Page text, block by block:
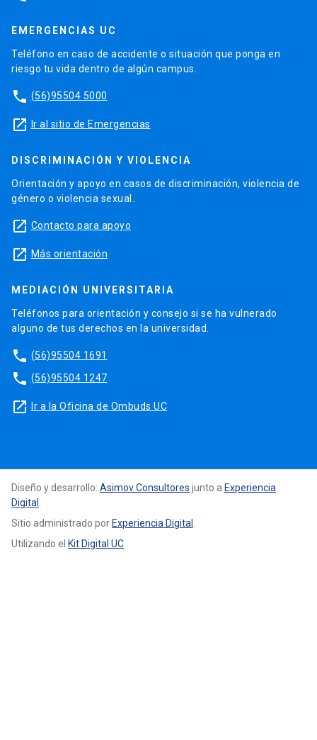
EMERGENCIAS UC
Teléfono en caso de accidente o situación que ponga en
riesgo tu vida dentro de algún campus.
phone (56)95504 5000
launch Ir al sitio de Emergencias
DISCRIMINACIÓN Y VIOLENCIA
Orientación y apoyo en casos de discriminación, violencia de
género o violencia sexual.
launch Contacto para apoyo
launch Más orientación
MEDIACIÓN UNIVERSITARIA
Teléfonos para orientación y consejo si se ha vulnerado
alguno de tus derechos en la universidad.
phone (56)95504 1691
phone (56)95504 1247
launch Ir a la Oficina de Ombuds UC
Diseño y desarrollo: Asimov Consultores junto a Experiencia
Digital
Sitio administrado por Experiencia Digital
Utilizando el Kit Digital UC